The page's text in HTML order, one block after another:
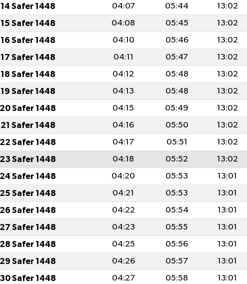
14 Safer 1448 04:07 05:44 13:02
15 Safer 1448 04:08 05:45 13:02
16 Safer 1448 04:10 05:46 13:02
17 Safer 1448 04:11 05:47 13:02
18 Safer 1448 04:12 05:48 13:02
19 Safer 1448 04:13 05:48 13:02
20 Safer 1448 04:15 05:49 13:02
21 Safer 1448 04:16 05:50 13:02
22 Safer 1448 04:17 05:51 13:02
23 Safer 1448 04:18 05:52 13:02
24 Safer 1448 04:20 05:53 13:01
25 Safer 1448 04:21 05:53 13:01
26 Safer 1448 04:22 05:54 13:01
27 Safer 1448 04:23 05:55 13:01
28 Safer 1448 04:25 05:56 13:01
29 Safer 1448 04:26 05:57 13:01
30 Safer 1448 04:27 05:58 13:01